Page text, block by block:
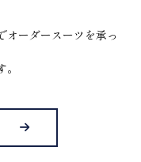
オーダースーツを承っ